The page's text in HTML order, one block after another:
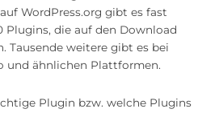
WordPress.org gibt es fast
Plugins, die auf den Download
Tausende weitere gibt es bei
und ähnlichen Plattformen.
Plugin bzw. welche Plugins